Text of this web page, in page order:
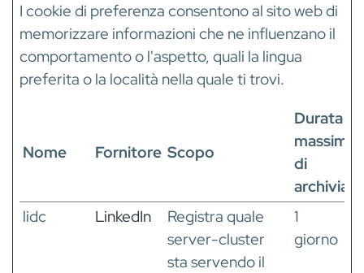
I cookie di preferenza consentono al sito web di
memorizzare informazioni che ne influenzano il
comportamento o l'aspetto, quali la lingua
preferita o la località nella quale ti trovi.
Nome Fornitore Scopo
Durata
massima
di
lidc
LinkedIn
Registra quale
server-cluster
sta servendo il
1
giorno